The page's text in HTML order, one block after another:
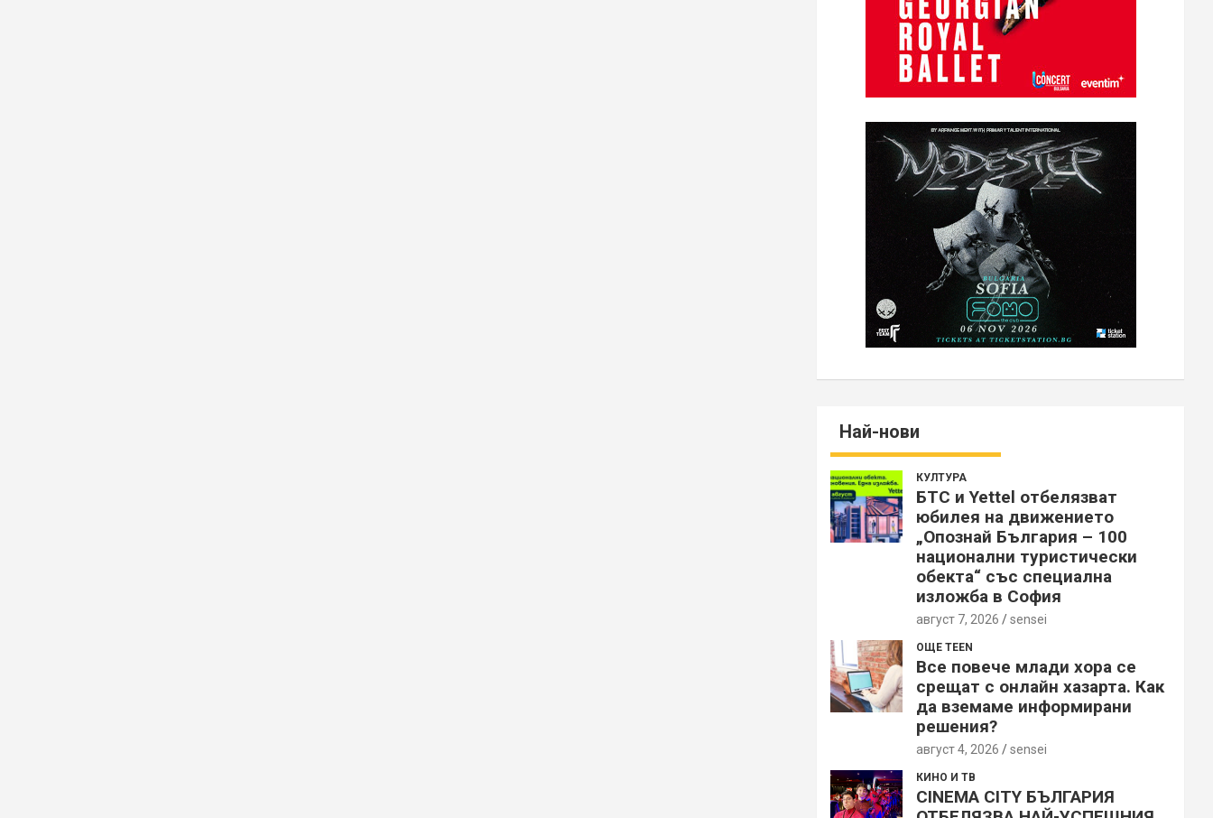
Най-нови
КУЛТУРА
БТС и Yettel отбелязват
юбилея на движението
„Опознай България – 100
национални туристически
обекта“ със специална
изложба в София
август 7, 2026 sensei
ОЩЕ TEEN
Все повече млади хора се
срещат с онлайн хазарта. Как
да вземаме информирани
решения?
август 4, 2026 sensei
КИНО И ТВ
CINEMA CITY БЪЛГАРИЯ